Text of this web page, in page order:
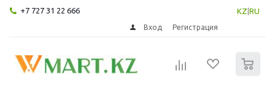
+7 727 31 22 666 KZ RU
Вход Регистрация